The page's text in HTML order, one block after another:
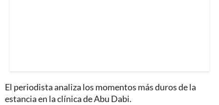
El periodista analiza los momentos más duros de la
estancia en la clínica de Abu Dabi.